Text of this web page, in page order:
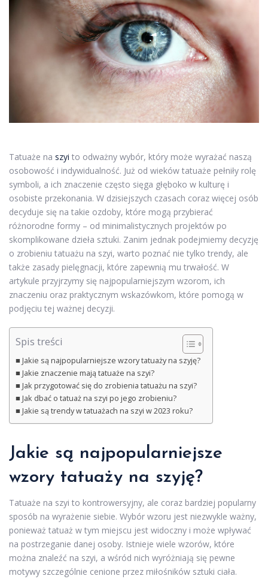
Tatuaże na szyi to odważny wybór, który może wyrażać naszą
osobowość i indywidualność. Już od wieków tatuaże pełniły rolę
symboli, a ich znaczenie często sięga głęboko w kulturę i
osobiste przekonania. W dzisiejszych czasach coraz więcej osób
decyduje się na takie ozdoby, które mogą przybierać
różnorodne formy – od minimalistycznych projektów po
skomplikowane dzieła sztuki. Zanim jednak podejmiemy decyzję
o zrobieniu tatuażu na szyi, warto poznać nie tylko trendy, ale
także zasady pielęgnacji, które zapewnią mu trwałość. W
artykule przyjrzymy się najpopularniejszym wzorom, ich
znaczeniu oraz praktycznym wskazówkom, które pomogą w
podjęciu tej ważnej decyzji.
Spis treści
Jakie są najpopularniejsze wzory tatuaży na szyję?
Jakie znaczenie mają tatuaże na szyi?
Jak przygotować się do zrobienia tatuażu na szyi?
Jak dbać o tatuaż na szyi po jego zrobieniu?
Jakie są trendy w tatuażach na szyi w 2023 roku?
Jakie są najpopularniejsze
wzory tatuaży na szyję?
Tatuaże na szyi to kontrowersyjny, ale coraz bardziej popularny
sposób na wyrażenie siebie. Wybór wzoru jest niezwykle ważny,
ponieważ tatuaż w tym miejscu jest widoczny i może wpływać
na postrzeganie danej osoby. Istnieje wiele wzorów, które
można znaleźć na szyi, a wśród nich wyróżniają się pewne
motywy szczególnie cenione przez miłośników sztuki ciała.